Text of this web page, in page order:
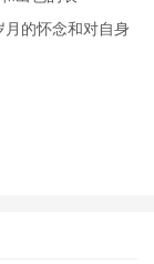
的怀念和对自身